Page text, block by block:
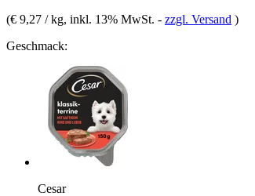
(€ 9,27 / kg, inkl. 13% MwSt. - zzgl. Versand )
Geschmack:
Cesar